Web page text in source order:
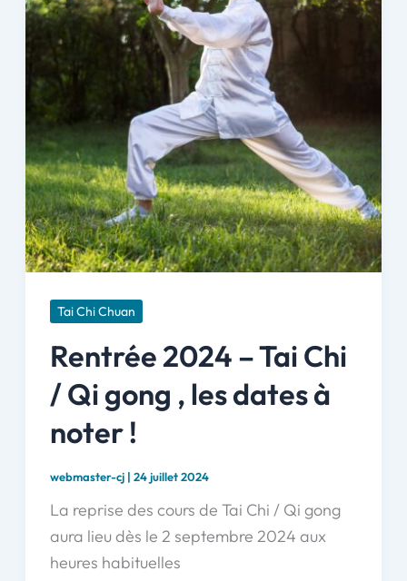
Tai Chi Chuan
Rentrée 2024 – Tai Chi
/ Qi gong , les dates à
noter !
webmaster-cj | 24 juillet 2024
La reprise des cours de Tai Chi / Qi gong
aura lieu dès le 2 septembre 2024 aux
heures habituelles